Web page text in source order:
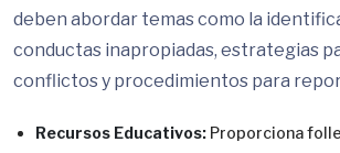
deben abordar temas como la
conductas inapropiadas, estrategias
conflictos y procedimientos para
Recursos Educativos: Proporciona